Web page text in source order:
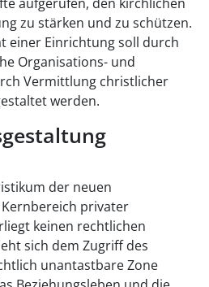
zu stärken und zu schützen.
einer Einrichtung soll durch
Organisations- und
Vermittlung christlicher
werden.
der neuen
privater
keinen rechtlichen
sich dem Zugriff des
unantastbare Zone